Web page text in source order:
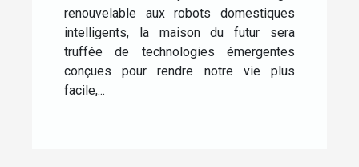
renouvelable aux robots domestiques
intelligents, la maison du futur sera
truffée de technologies émergentes
conçues pour rendre notre vie plus
facile,...